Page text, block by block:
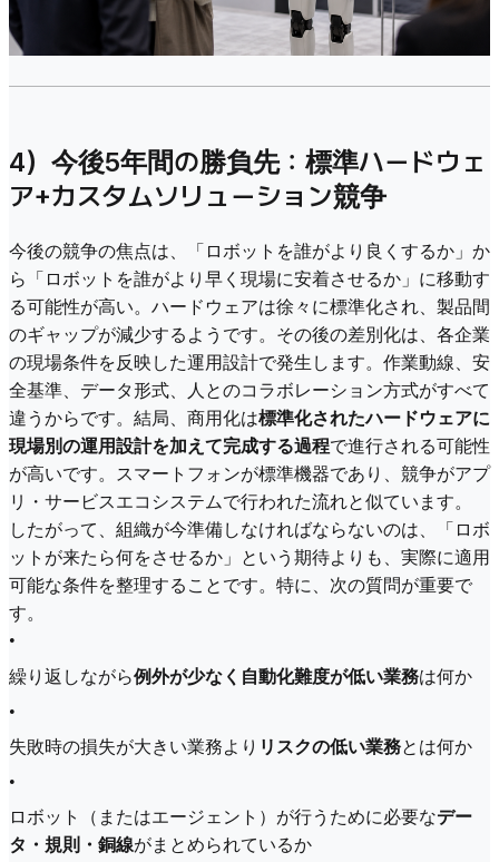
4）今後5年間の勝負先：標準ハードウェ
ア+カスタムソリューション競争
今後の競争の焦点は、「ロボットを誰がより良くするか」か
ら「ロボットを誰がより早く現場に安着させるか」に移動す
る可能性が高い。ハードウェアは徐々に標準化され、製品間
のギャップが減少するようです。その後の差別化は、各企業
の現場条件を反映した運用設計で発生します。作業動線、安
全基準、データ形式、人とのコラボレーション方式がすべて
違うからです。結局、商用化は標準化されたハードウェアに
現場別の運用設計を加えて完成する過程で進行される可能性
が高いです。スマートフォンが標準機器であり、競争がアプ
リ・サービスエコシステムで行われた流れと似ています。
したがって、組織が今準備しなければならないのは、「ロボ
ットが来たら何をさせるか」という期待よりも、実際に適用
可能な条件を整理することです。特に、次の質問が重要で
す。
•
繰り返しながら例外が少なく自動化難度が低い業務は何か
•
失敗時の損失が大きい業務より リスクの低い業務とは何か
•
ロボット（またはエージェント）が行うために必要なデー
タ・規則・銅線がまとめられているか